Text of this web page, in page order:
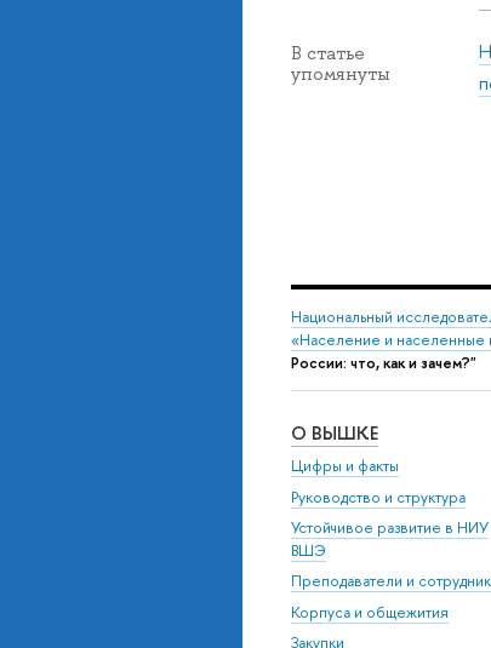
В статье
упомянуты
Национальный
«Население и населенные
России: что, как и зачем?"
О ВЫШКЕ
Цифры и факты
Руководство и структура
Устойчивое развитие в НИУ
ВШЭ
Преподаватели и
Корпуса и общежития
Закупки